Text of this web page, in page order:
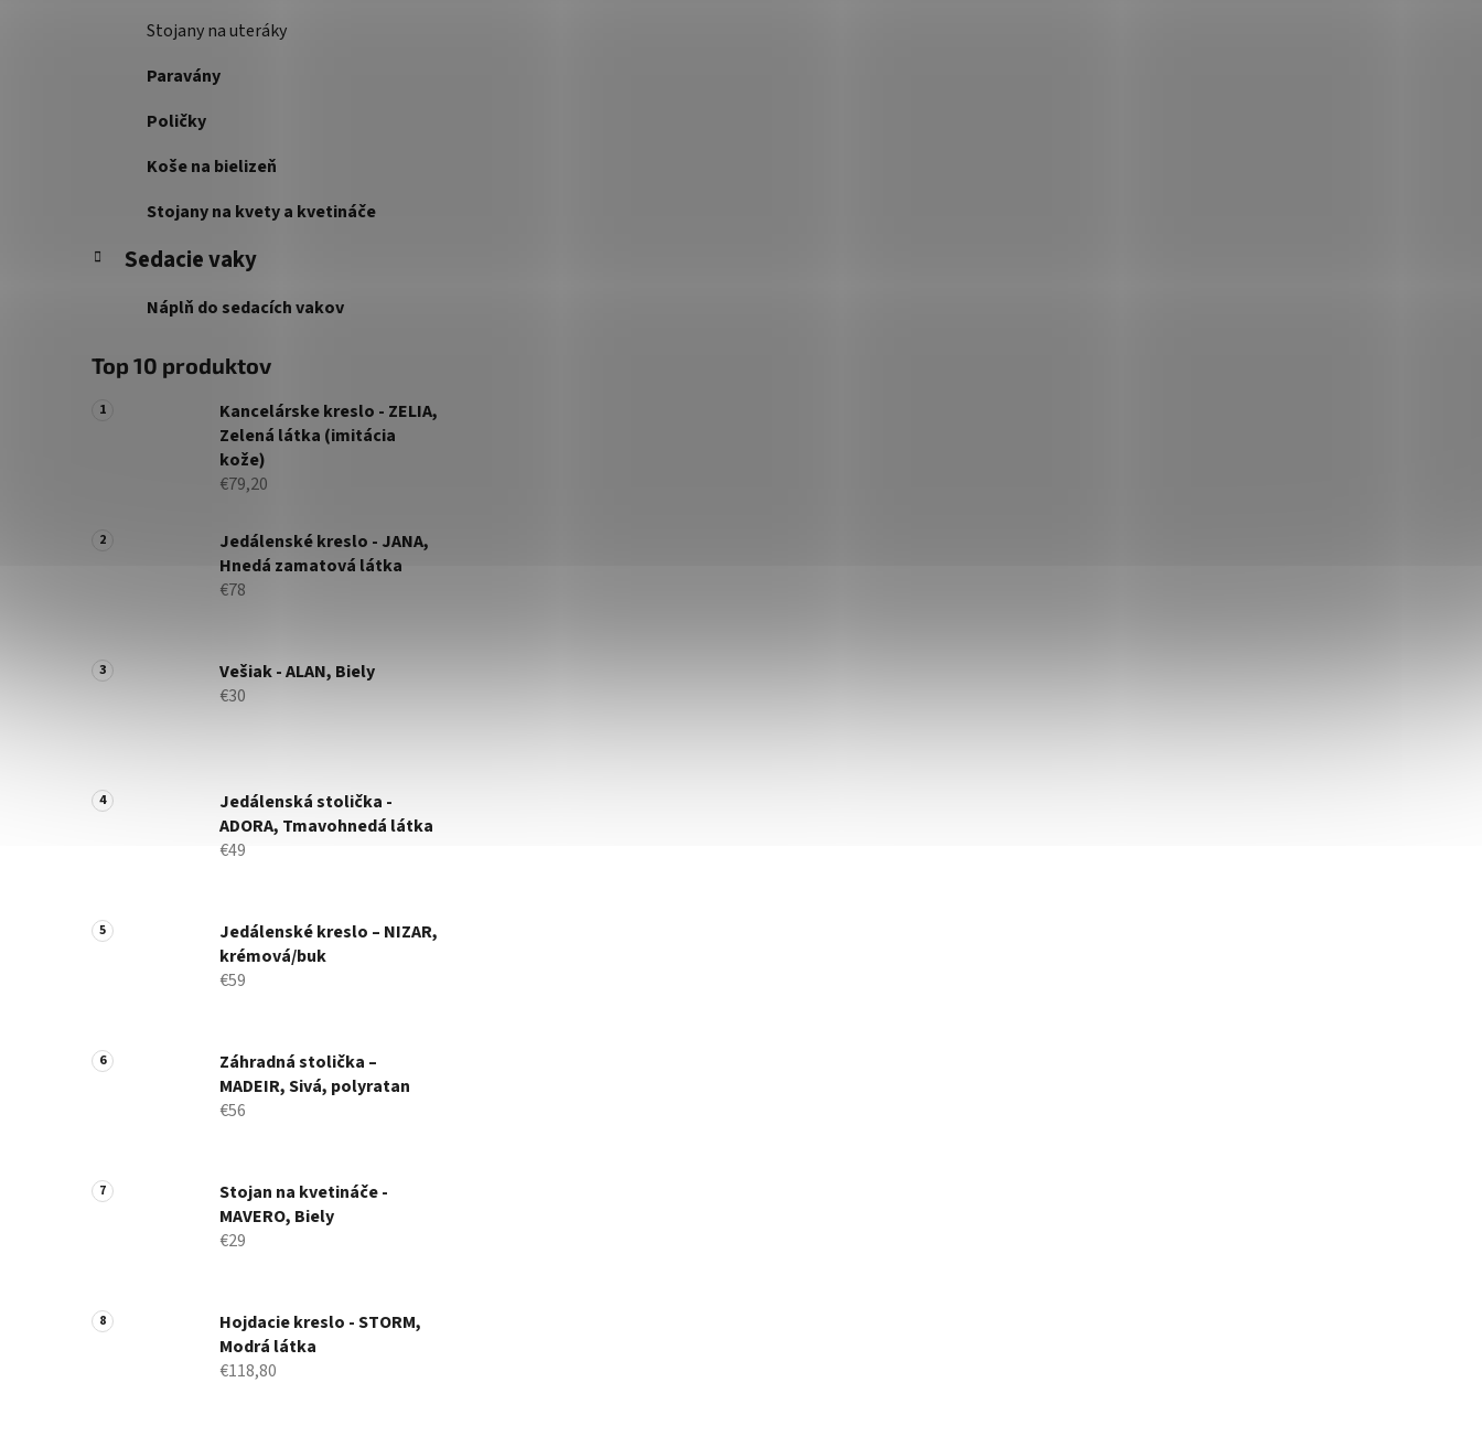
Stojany na uteráky
Paravány
Poličky
Koše na bielizeň
Stojany na kvety a kvetináče
Sedacie vaky
Náplň do sedacích vakov
Top 10 produktov
Kancelárske kreslo - ZELIA,
Zelená látka (imitácia
kože)
€79,20
Jedálenské kreslo - JANA,
Hnedá zamatová látka
€78
Vešiak - ALAN, Biely
€30
Jedálenská stolička -
ADORA, Tmavohnedá látka
€49
Jedálenské kreslo – NIZAR,
krémová/buk
€59
Záhradná stolička –
MADEIR, Sivá, polyratan
€56
Stojan na kvetináče -
MAVERO, Biely
€29
Hojdacie kreslo - STORM,
Modrá látka
€118,80